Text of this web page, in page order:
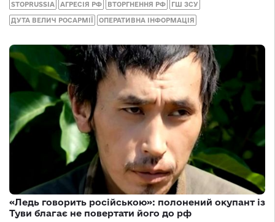
STOPRUSSIA АГРЕСІЯ РФ ВТОРГНЕННЯ РФ ГШ ЗСУ
ДУТА ВЕЛИЧ РОСАРМІЇ ОПЕРАТИВНА ІНФОРМАЦІЯ
«Ледь говорить російською»: полонений окупант із
Туви благає не повертати його до рф